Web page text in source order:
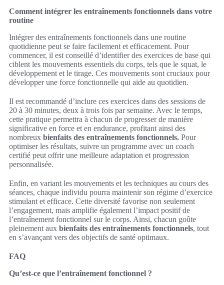
Comment intégrer les entraînements fonctionnels dans votre
routine
Intégrer des entraînements fonctionnels dans une routine
quotidienne peut se faire facilement et efficacement. Pour
commencer, il est conseillé d’identifier des exercices de base qui
ciblent les mouvements essentiels du corps, tels que le squat, le
développement et le tirage. Ces mouvements sont cruciaux pour
développer une force fonctionnelle qui aide au quotidien.
Il est recommandé d’inclure ces exercices dans des sessions de
20 à 30 minutes, deux à trois fois par semaine. Avec le temps,
cette pratique permettra à chacun de progresser de manière
significative en force et en endurance, profitant ainsi des
nombreux bienfaits des entraînements fonctionnels. Pour
optimiser les résultats, suivre un programme avec un coach
certifié peut offrir une meilleure adaptation et progression
personnalisée.
Enfin, en variant les mouvements et les techniques au cours des
séances, chaque individu pourra maintenir son régime d’exercice
stimulant et efficace. Cette diversité favorise non seulement
l’engagement, mais amplifie également l’impact positif de
l’entraînement fonctionnel sur le corps. Ainsi, chacun goûte
pleinement aux bienfaits des entraînements fonctionnels, tout
en s’avançant vers des objectifs de santé optimaux.
FAQ
Qu’est-ce que l’entraînement fonctionnel ?